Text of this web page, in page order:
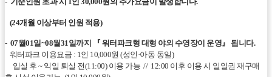
(24개월 이상부터 인원 적용)
- 07월01일~08월31일까지 『 워터파크형 대형 야외 수영장이 운영』 됩니다.
워터파크 이용요금 : 1인 10,000원 (성인·아동 동일)
입실 후 ~ 익일 퇴실 전(11:00) 이용 가능 // 12:00 이후 이용 시 일일권 재구매